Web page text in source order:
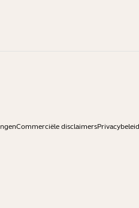
Commerciële disclaimersPrivacybeleid